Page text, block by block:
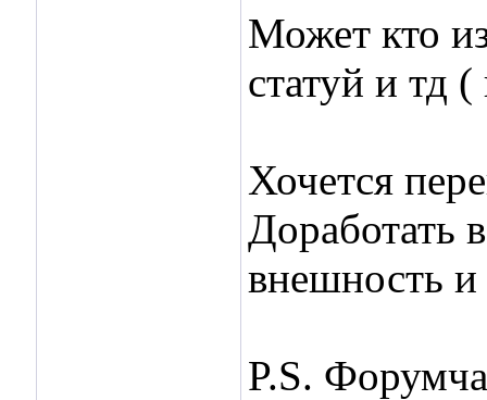
Может кто
статуй и тд
Хочется
Доработать
внешность
P.S.